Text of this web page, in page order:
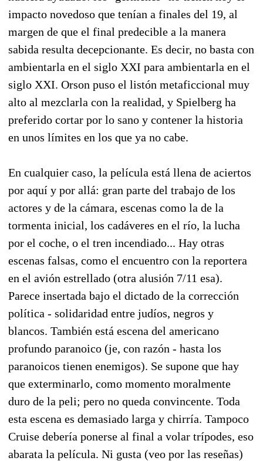
impacto novedoso que tenían a finales del 19, al
margen de que el final predecible a la manera
sabida resulta decepcionante. Es decir, no basta con
ambientarla en el siglo XXI para ambientarla en el
siglo XXI. Orson puso el listón metaficcional muy
alto al mezclarla con la realidad, y Spielberg ha
preferido cortar por lo sano y contener la historia
en unos límites en los que ya no cabe.
En cualquier caso, la película está llena de aciertos
por aquí y por allá: gran parte del trabajo de los
actores y de la cámara, escenas como la de la
tormenta inicial, los cadáveres en el río, la lucha
por el coche, o el tren incendiado... Hay otras
escenas falsas, como el encuentro con la reportera
en el avión estrellado (otra alusión 7/11 esa).
Parece insertada bajo el dictado de la corrección
política - solidaridad entre judíos, negros y
blancos. También está escena del americano
profundo paranoico (je, con razón - hasta los
paranoicos tienen enemigos). Se supone que hay
que exterminarlo, como momento moralmente
duro de la peli; pero no queda convincente. Toda
esta escena es demasiado larga y chirría. Tampoco
Cruise debería ponerse al final a volar trípodes, eso
abarata la película. Ni gusta (veo por las reseñas)